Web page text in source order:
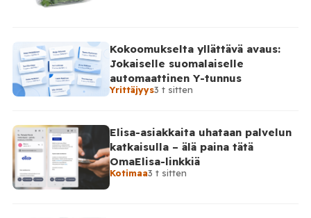
Kokoomukselta yllättävä avaus:
Jokaiselle suomalaiselle
automaattinen Y-tunnus
Yrittäjyys3 t sitten
Elisa-asiakkaita uhataan palvelun
katkaisulla – älä paina tätä
OmaElisa-linkkiä
Kotimaa3 t sitten